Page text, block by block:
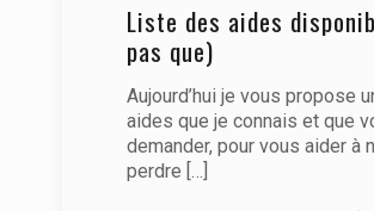
Liste des aides
pas que)
Aujourd’hui je vous propose
aides que je connais et que
demander, pour vous aider à
perdre […]